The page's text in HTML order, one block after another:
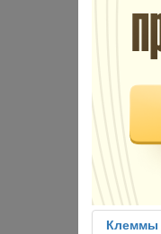
Клеммы